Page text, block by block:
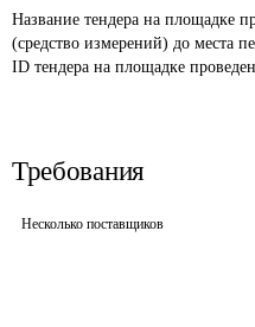
Название тендера на площадке
(средство измерений) до места
ID тендера на площадке
Требования
Несколько поставщиков